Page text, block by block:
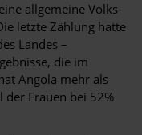
allgemeine Volks-
letzte Zählung hatte
Landes –
die im
Angola mehr als
Frauen bei 52%